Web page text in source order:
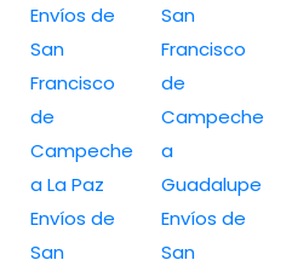
Envíos de
San
Francisco
de
Campeche
a La Paz
Envíos de
San
San
Francisco
de
Campeche
a
Guadalupe
Envíos de
San